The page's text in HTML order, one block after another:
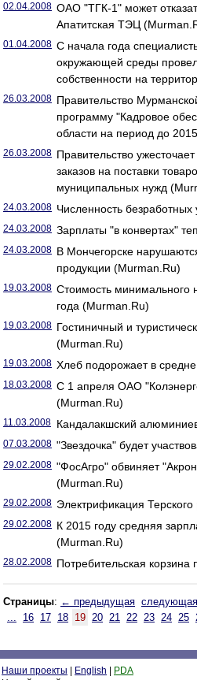
02.04.2008 ОАО "ТГК-1" может
Апатитская ТЭЦ
01.04.2008 С начала года
окружающей среды
собственности на
26.03.2008 Правительство
программу "Кадровое
области на период до
26.03.2008 Правительство
заказов на поставки
муниципальных нужд
24.03.2008 Численность
24.03.2008 Зарплаты "в конвертах"
24.03.2008 В Мончегорске
продукции (Murman.Ru)
19.03.2008 Стоимость минимального
года (Murman.Ru)
19.03.2008 Гостиничный и
(Murman.Ru)
19.03.2008 Хлеб подорожает в
18.03.2008 С 1 апреля ОАО
(Murman.Ru)
11.03.2008 Кандалакшский
07.03.2008 "Звездочка" будет
29.02.2008 "ФосАгро" обвиняет
(Murman.Ru)
29.02.2008 Электрификация
29.02.2008 К 2015 году средняя
(Murman.Ru)
28.02.2008 Потребительская
Страницы: ← предыдущая
...
16 17 18 19 20 21 22 23 24 25
Наши проекты English
PDA